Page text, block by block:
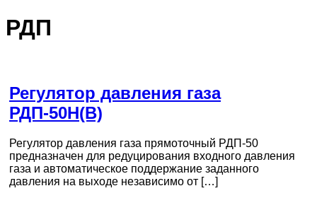
РДП
Регулятор давления газа
РДП-50Н(В)
Регулятор давления газа прямоточный РДП-50
предназначен для редуцирования входного давления
газа и автоматическое поддержание заданного
давления на выходе независимо от […]